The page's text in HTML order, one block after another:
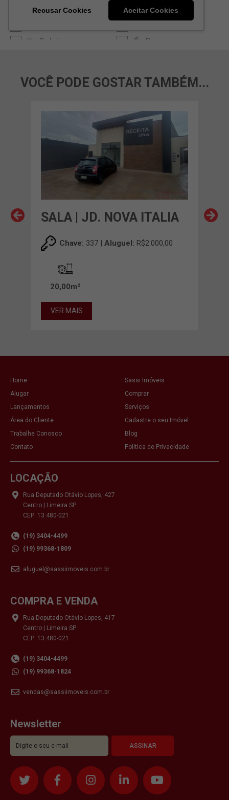
VOCÊ PODE GOSTAR TAMBÉM...
SALA | JD. NOVA ITALIA
Chave: 337 | Aluguel: R$2.000,00
20,00m²
VER MAIS
Home
Sassi Imóveis
Alugar
Comprar
Lançamentos
Serviços
Área do Cliente
Cadastre o seu Imóvel
Trabalhe Conosco
Blog
Contato
Política de Privacidade
LOCAÇÃO
Rua Deputado Otávio Lopes, 427
Centro | Limeira SP
CEP: 13.480-021
(19) 3404-4499
(19) 99368-1809
aluguel@sassiimoveis.com.br
COMPRA E VENDA
Rua Deputado Otávio Lopes, 417
Centro | Limeira SP
CEP: 13.480-021
(19) 3404-4499
(19) 99368-1824
vendas@sassiimoveis.com.br
Newsletter